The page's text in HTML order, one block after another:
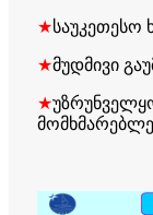
★საუკეთესო
★მუდმივი
★